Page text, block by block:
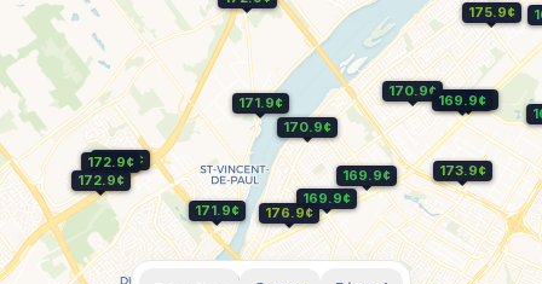
169.9¢
169.9¢
169.9¢
169.9¢
170.9¢
170.9¢
171.9¢
171.9¢
172.9¢
172.9¢
172.9¢
173.9¢
175.9¢
176.9¢